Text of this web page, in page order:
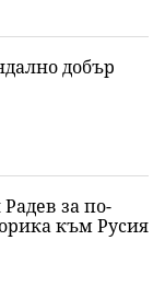
добър
за по-
към Русия